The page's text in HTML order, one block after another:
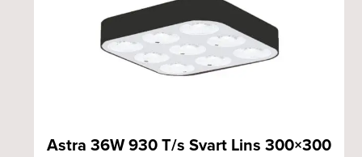
Astra 36W 930 T/s Svart Lins 300×300